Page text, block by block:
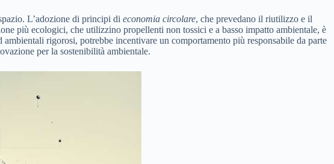
L’adozione di principi di economia circolare, che prevedano il riutilizzo e il
più ecologici, che utilizzino propellenti non tossici e a basso impatto ambientale, è
rigorosi, potrebbe incentivare un comportamento più responsabile da parte
per la sostenibilità ambientale.